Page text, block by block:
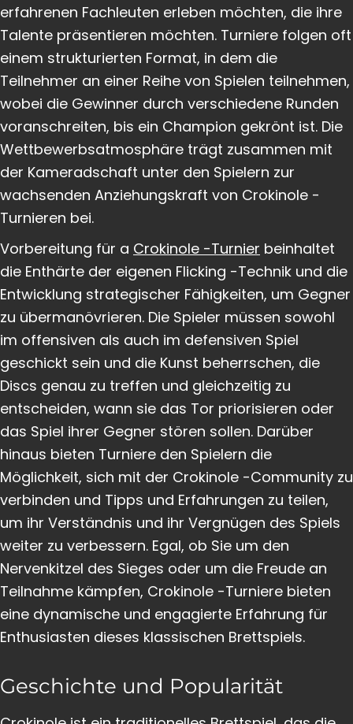
erfahrenen Fachleuten erleben möchten, die ihre
Talente präsentieren möchten. Turniere folgen oft
einem strukturierten Format, in dem die
Teilnehmer an einer Reihe von Spielen teilnehmen,
wobei die Gewinner durch verschiedene Runden
voranschreiten, bis ein Champion gekrönt ist. Die
Wettbewerbsatmosphäre trägt zusammen mit
der Kameradschaft unter den Spielern zur
wachsenden Anziehungskraft von Crokinole -
Turnieren bei.
Vorbereitung für a Crokinole -Turnier beinhaltet
die Enthärte der eigenen Flicking -Technik und die
Entwicklung strategischer Fähigkeiten, um Gegner
zu übermanövrieren. Die Spieler müssen sowohl
im offensiven als auch im defensiven Spiel
geschickt sein und die Kunst beherrschen, die
Discs genau zu treffen und gleichzeitig zu
entscheiden, wann sie das Tor priorisieren oder
das Spiel ihrer Gegner stören sollen. Darüber
hinaus bieten Turniere den Spielern die
Möglichkeit, sich mit der Crokinole -Community zu
verbinden und Tipps und Erfahrungen zu teilen,
um ihr Verständnis und ihr Vergnügen des Spiels
weiter zu verbessern. Egal, ob Sie um den
Nervenkitzel des Sieges oder um die Freude an
Teilnahme kämpfen, Crokinole -Turniere bieten
eine dynamische und engagierte Erfahrung für
Enthusiasten dieses klassischen Brettspiels.
Geschichte und Popularität